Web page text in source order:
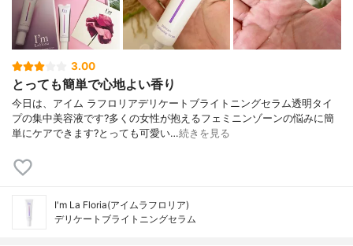
3.00
とっても簡単で心地よい香り
今日は、アイム ラフロリアデリケートブライトニングセラム透明タイ
プの集中美容液です?多くの女性が抱えるフェミニンゾーンの悩みに簡
単にケアできます?とっても可愛い…続きを見る
I'm La Floria(アイムラフロリア)
デリケートブライトニングセラム